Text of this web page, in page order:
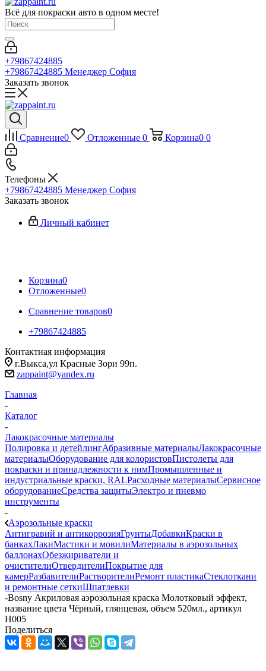
Всё для покраски авто в одном месте!
+79867424885
+79867424885 Менеджер София
Заказать звонок
Сравнение0 Отложенные 0 Корзина0 0
Телефоны
+79867424885 Менеджер София
Заказать звонок
Личный кабинет
Корзина0
Отложенные0
Сравнение товаров0
+79867424885
Контактная информация
г.Выкса,ул Красные Зори 99п.
zappaint@yandex.ru
Главная
-
Каталог
-
Лакокрасочные материалы
Полировка и детейлингАбразивные материалыЛакокрасочные
материалыОборудование для колористовПистолеты для
покраски и принадлежности к нимПромышленные и
индустриальные краски, RALРасходные материалыСервисное
оборудованиеСредства защитыЭлектро и пневмо
инструменты
-
Аэрозольные краски
Антигравий и антикоррозияГрунтыДобавкиКраски в
банкахЛакиМастики и мовилиМатериалы в аэрозольных
баллонахОбезжириватели и
очистителиОтвердителиПокрытие для
камерРазбавителиРастворителиРемонт пластикаСтеклоткани
и ремонтные сеткиШпатлевки
-Bosny Акриловая аэрозольная краска Молотковый эффект,
название цвета Чёрный, глянцевая, объем 520мл., артикул
H005
Поделиться